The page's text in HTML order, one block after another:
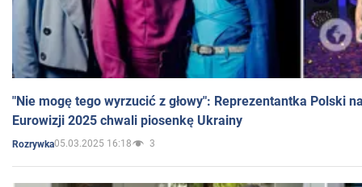
"Nie mogę tego wyrzucić z głowy": Reprezentantka Polski
Eurowizji 2025 chwali piosenkę Ukrainy
Rozrywka05.03.2025 16:18 3